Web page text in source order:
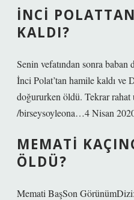
İNCI
KALDI?
Senin vefatından sonra baban
İnci Polat’tan hamile kaldı ve
doğururken öldü. Tekrar
/birseysoyleona…4 Nisan
MEMATI
ÖLDÜ?
Memati BaşSon